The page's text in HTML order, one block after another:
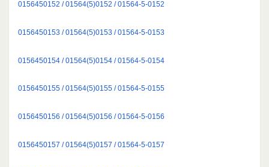
0156450152 / 01564(5)0152 / 01564-5-0152
0156450153 / 01564(5)0153 / 01564-5-0153
0156450154 / 01564(5)0154 / 01564-5-0154
0156450155 / 01564(5)0155 / 01564-5-0155
0156450156 / 01564(5)0156 / 01564-5-0156
0156450157 / 01564(5)0157 / 01564-5-0157